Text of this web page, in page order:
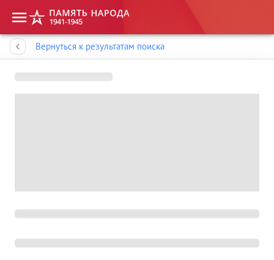
Вернуться к результатам поиска
Память народа